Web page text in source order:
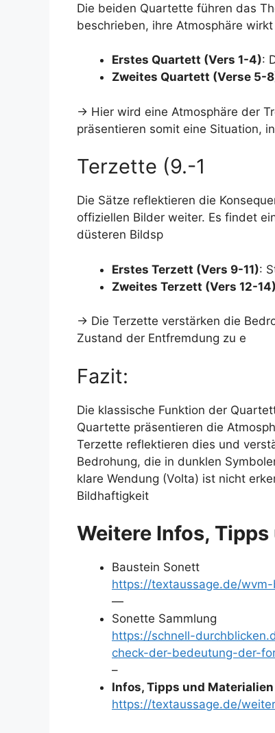
Die beiden Quartette führen das
beschrieben, ihre Atmosphäre
Erstes Quartett (Vers 1-4):
Zweites Quartett (Verse 5-
→ Hier wird eine Atmosphäre der
präsentieren somit eine Situation,
Terzette (9.-1
Die Sätze reflektieren die
offiziellen Bilder weiter. Es findet
düsteren Bildsp
Erstes Terzett (Vers 9-11):
Zweites Terzett (Vers 12-14)
→ Die Terzette verstärken die
Zustand der Entfremdung zu e
Fazit:
Die klassische Funktion der
Quartette präsentieren die
Terzette reflektieren dies und
Bedrohung, die in dunklen
klare Wendung (Volta) ist nicht
Bildhaftigkeit
Weitere Infos,
Baustein Sonett
https://textaussage.de/
—
Sonette Sammlung
https://schnell-
check-der-bedeutung-der-
–
Infos, Tipps und
https://textaussage.de/